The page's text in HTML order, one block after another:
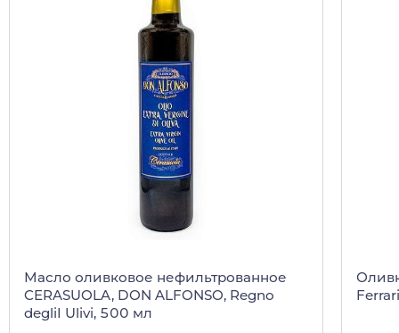
Масло оливковое нефильтрованное
CERASUOLA, DON ALFONSO, Regno
degliI Ulivi, 500 мл